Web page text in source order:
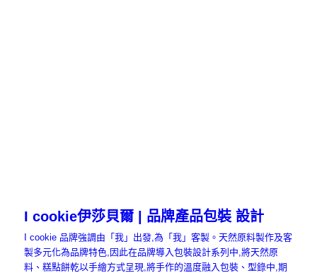
I cookie伊莎貝爾 | 品牌產品包裝 設計
I cookie 品牌強調由「我」出發,為「我」客製。天然原料製作及客
製多元化為品牌特色,因此在品牌導入包裝設計系列中,將天然原
料、糕點餅乾以手繪方式呈現,將手作的溫度融入包裝、型錄中,期